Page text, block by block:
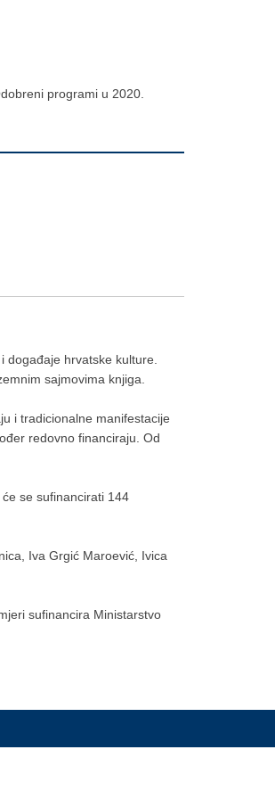
programi u 2020.
hrvatske kulture.
sajmovima knjiga.
i tradicionalne manifestacije
redovno financiraju. Od
se sufinancirati 144
Iva Grgić Maroević, Ivica
sufinancira Ministarstvo